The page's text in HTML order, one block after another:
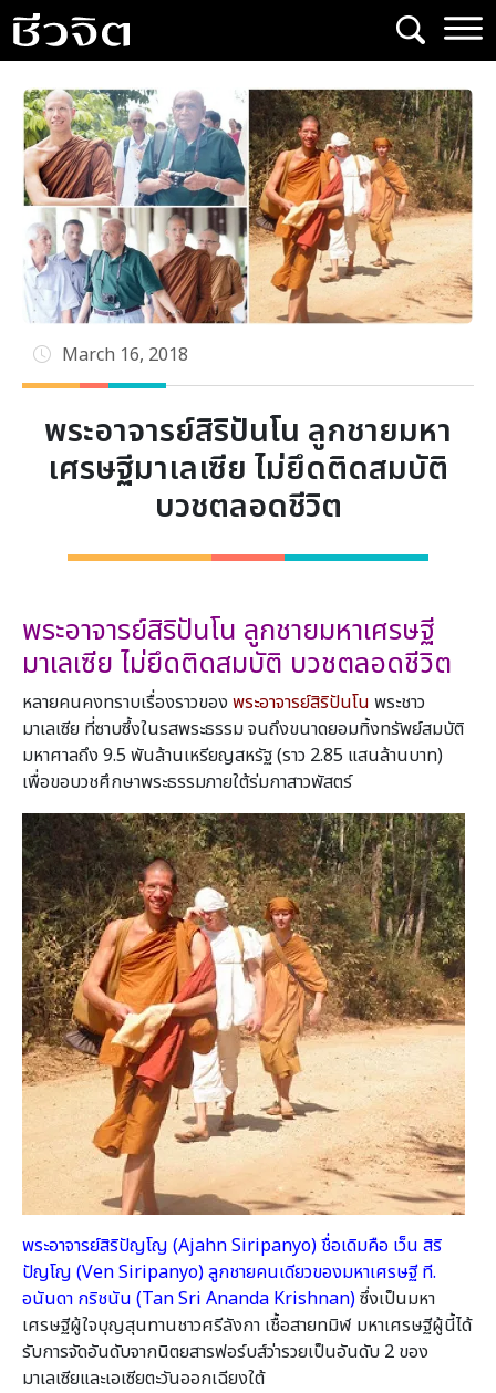
Skip
to
content
March 16, 2018
พระอาจารย์สิริปันโน ลูกชายมหา
เศรษฐีมาเลเซีย ไม่ยึดติดสมบัติ
บวชตลอดชีวิต
พระอาจารย์สิริปันโน ลูกชายมหาเศรษฐี
มาเลเซีย ไม่ยึดติดสมบัติ บวชตลอดชีวิต
หลายคนคงทราบเรื่องราวของ พระอาจารย์สิริปันโน พระชาว
มาเลเซีย ที่ซาบซึ้งในรสพระธรรม จนถึงขนาดยอมทิ้งทรัพย์สมบัติ
มหาศาลถึง 9.5 พันล้านเหรียญสหรัฐ (ราว 2.85 แสนล้านบาท)
เพื่อขอบวชศึกษาพระธรรมภายใต้ร่มกาสาวพัสตร์
พระอาจารย์สิริปัญโญ (Ajahn Siripanyo) ชื่อเดิมคือ เว็น สิริ
ปัญโญ (Ven Siripanyo) ลูกชายคนเดียวของมหาเศรษฐี ที.
อนันดา กริชนัน (Tan Sri Ananda Krishnan)ซึ่งเป็นมหา
เศรษฐีผู้ใจบุญสุนทานชาวศรีลังกา เชื้อสายทมิฬ มหาเศรษฐีผู้นี้ได้
รับการจัดอันดับจากนิตยสารฟอร์บส์ว่ารวยเป็นอันดับ 2 ของ
มาเลเซียและเอเซียตะวันออกเฉียงใต้